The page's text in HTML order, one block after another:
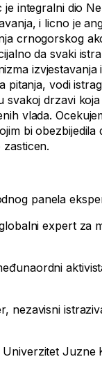
je integralni dio
i licno je
crnogorskog
da svaki
izvjestavanja
pitanja, vodi
svakoj drzavi koja
vlada.
bi obezbijedila
panela
expert za
nezavisni
Juzne